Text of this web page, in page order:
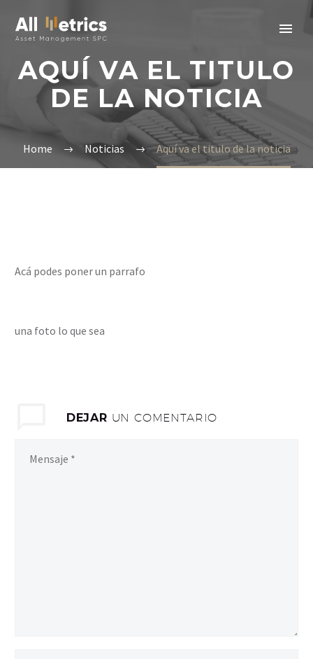
AQUÍ VA EL TITULO
DE LA NOTICIA
Home Noticias Aquí va el titulo de la noticia
Acá podes poner un parrafo
una foto lo que sea
DEJAR UN COMENTARIO